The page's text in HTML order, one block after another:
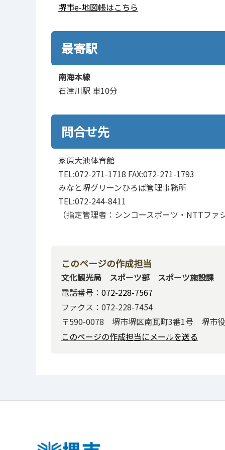
堺市e-地図帳はこちら
最寄駅
南海本線
石津川駅 車10分
問合せ先
家原大池体育館
TEL:072-271-1718 FAX:072-271-1793
みなと堺グリーンひろば管理事務所
TEL:072-244-8411
（指定管理者：シンコースポーツ・NTTファ
このページの作成担当
文化観光局 スポーツ部 スポーツ施設課
電話番号： 072-228-7567
ファクス：072-228-7454
〒590-0078 堺市堺区南瓦町3番1号 堺市
このページの作成担当にメールを送る